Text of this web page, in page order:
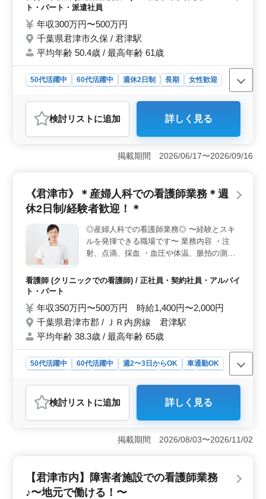
則作成 ・助成金業務 ◯備考◯ ・完全週休2
代、60代の採用実績あり 50代以上のベテラ
ン層の採用活動、積極的に行っております☆
ぜひご応募下さい！
ト・パート・派遣社員
年収300万円〜500万円
千葉県君津市久保 / 君津駅
平均年齢 50.4歳 / 最高年齢 61歳
50代活躍中 60代活躍中 週休2日制 長期
女性歓迎
おすすめポイント
＜安定した勤務環境＞ 求人では、完全週休2日制で働き
やすさを重視しています。労働時間も規定内で、福利厚
生も充実しており、安定した勤務環境が整っています。
業務内容は多岐にわたり、社労士事務所経験が活かせま
す。社会保険手続きから給与計算、雇用管理、人材育成
キルを磨きながら多彩な業務に携わることができま
す。 ＜ベテラン層の活躍＞ また、50代以上のベテ
ラン層が積極的に活躍しており、経験を活かしたキャリ
アを築くことができます。経験豊富な方々との交流や指
導を通じて、さらなる成長が期待できる環境です。
検討リスト に追加 詳しく見る
掲載期間 2026/06/17〜2026/09/16
《君津市》＊産婦人科での看護師業務＊週
休2日制/経験者歓迎！＊
◎産婦人科での看護師業務◎ 〜経験とスキ
ルを発揮できる職場です〜 業務内容 ・注
射、点滴、採血 ・血圧や体温、脈拍の測定
具の発注 ・バイタルサイン測定 ・検査説明
ランさん歓迎企業です！ お気軽にお問い合
わせください♪
看護師 (クリニックでの看護師) / 正社員・契約社員・アルバイ
ト・パート
年収350万円〜500万円 時給1,400円〜2,000円
千葉県君津市郡 / ＪＲ内房線 君津駅
平均年齢 38.3歳 / 最高年齢 65歳
50代活躍中 60代活躍中 週2〜3日からOK
車通勤OK
アルバイト・パート
おすすめポイント
＜経験を活かす産婦人科での勤務＞ 産婦人科での看護
師業務は、経験豊富な方が活躍できる環境です。注射や
採血などの医療業務から、カルテの整理や医療器具の管
週休2日制で、残業も少なめです。マイカー通勤も可能
で、交通費も支給されるので、通勤の負担が少なく安心
検討リスト に追加 詳しく見る
掲載期間 2026/08/03〜2026/11/02
【君津市内】障害者施設での看護師業務
♪〜地元で働ける！〜